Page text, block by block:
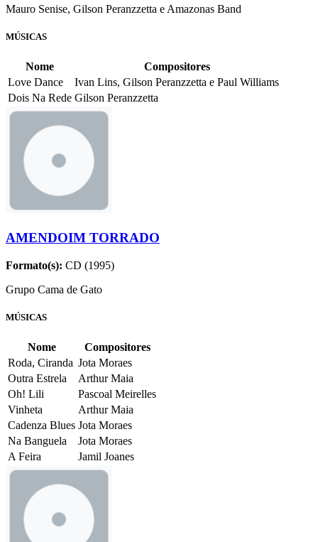
Mauro Senise, Gilson Peranzzetta e Amazonas Band
MÚSICAS
Nome
Compositores
Love Dance
Ivan Lins, Gilson Peranzzetta e Paul Williams
Dois Na Rede Gilson Peranzzetta
AMENDOIM TORRADO
Formato(s): CD (1995)
Grupo Cama de Gato
MÚSICAS
Nome
Compositores
Roda, Ciranda Jota Moraes
Outra Estrela
Arthur Maia
Oh! Lili
Pascoal Meirelles
Vinheta
Arthur Maia
Cadenza Blues Jota Moraes
Na Banguela
Jota Moraes
A Feira
Jamil Joanes